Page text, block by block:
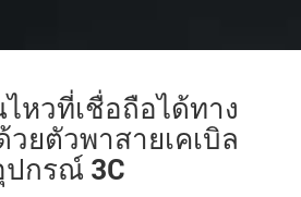
หวที่เชื่อถือได้ทาง
ยตัวพาสายเคเบิล
ปกรณ์ 3C